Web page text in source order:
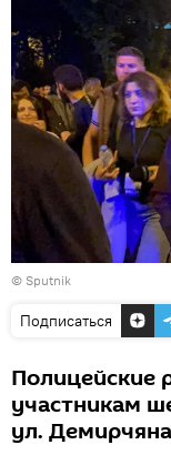
© Sputnik
Подписаться
Полицейские
участникам
ул.